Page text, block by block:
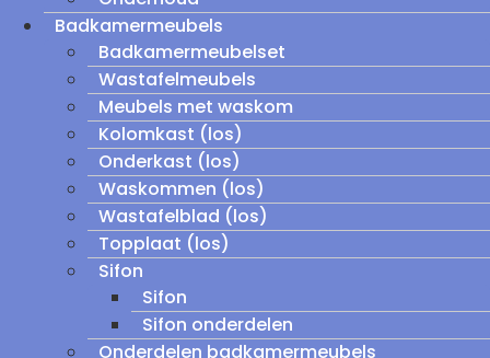
Badkamermeubels
Badkamermeubelset
Wastafelmeubels
Meubels met waskom
Kolomkast (los)
Onderkast (los)
Waskommen (los)
Wastafelblad (los)
Topplaat (los)
Sifon
Sifon
Sifon onderdelen
Onderdelen badkamermeubels